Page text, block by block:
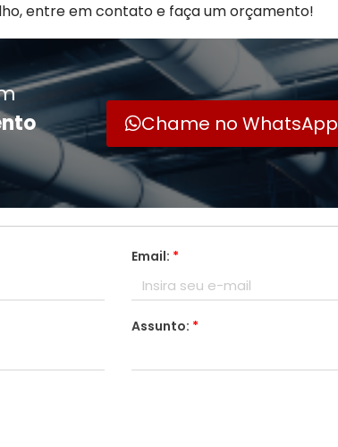
entre em contato e faça um orçamento!
Chame no WhatsApp
Email: *
Assunto: *